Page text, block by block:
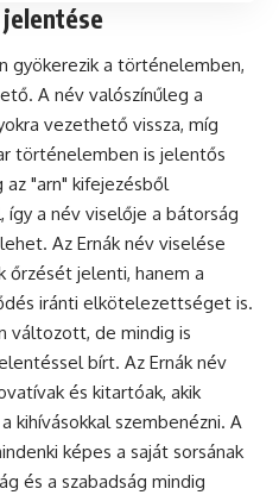
gyökerezik a történelemben,
A név valószínűleg a
vezethető vissza, míg
történelemben is jelentős
"arn" kifejezésből
így a név viselője a bátorság
Az Ernák név viselése
őrzését jelenti, hanem a
iránti elkötelezettséget is.
változott, de mindig is
bírt. Az Ernák név
és kitartóak, akik
kihívásokkal szembenézni. A
képes a saját sorsának
és a szabadság mindig